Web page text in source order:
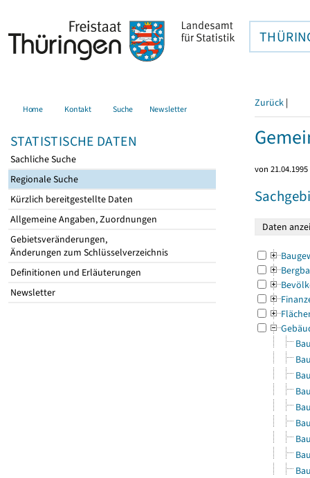
Home Kontakt Suche Newsletter
STATISTISCHE DATEN
Sachliche Suche
Regionale Suche
Kürzlich bereitgestellte Daten
Allgemeine Angaben, Zuordnungen
Gebietsveränderungen,
Änderungen zum Schlüsselverzeichnis
Definitionen und Erläuterungen
Newsletter
Zurück |
von